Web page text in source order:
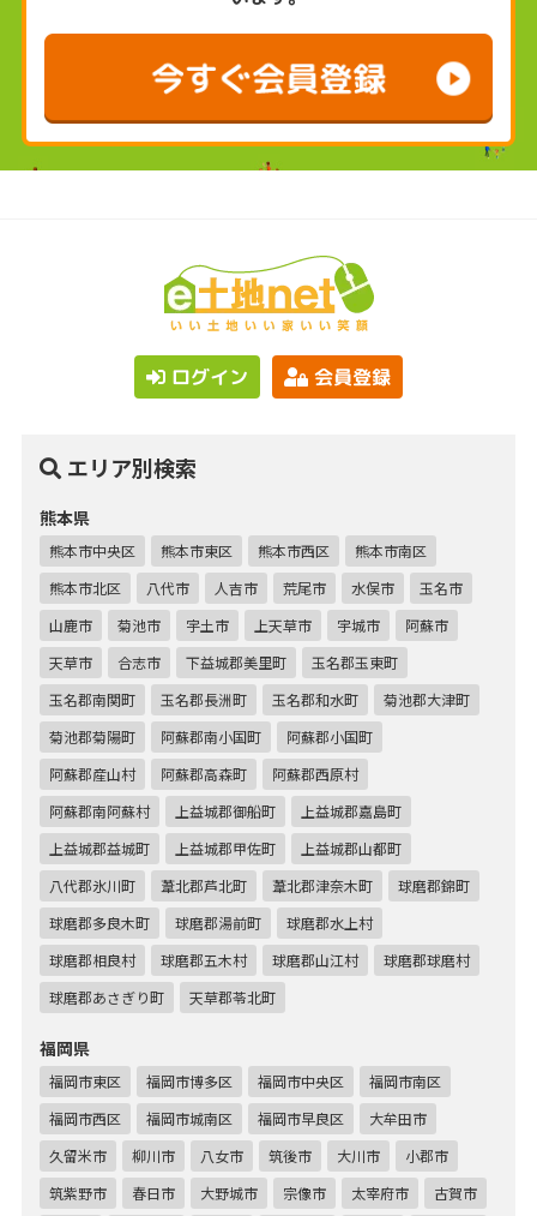
ログイン 会員登録
エリア別検索
熊本県
熊本市中央区 熊本市東区 熊本市西区
熊本市南区
熊本市北区
八代市 人吉市 荒尾市 水俣市
玉名市
山鹿市
菊池市 宇土市 上天草市 宇城市
阿蘇市
天草市
合志市 下益城郡美里町
玉名郡玉東町
玉名郡南関町
玉名郡長洲町 玉名郡和水町
菊池郡大津町
菊池郡菊陽町
阿蘇郡南小国町
阿蘇郡小国町
阿蘇郡産山村
阿蘇郡高森町
阿蘇郡西原村
阿蘇郡南阿蘇村
上益城郡御船町
上益城郡嘉島町
上益城郡益城町
上益城郡甲佐町
上益城郡山都町
八代郡氷川町
葦北郡芦北町 葦北郡津奈木町
球磨郡錦町
球磨郡多良木町
球磨郡湯前町
球磨郡水上村
球磨郡相良村
球磨郡五木村 球磨郡山江村
球磨郡球磨村
球磨郡あさぎり町
天草郡苓北町
福岡県
福岡市東区 福岡市博多区 福岡市中央区
福岡市南区
福岡市西区
福岡市城南区 福岡市早良区
大牟田市
久留米市
柳川市 八女市 筑後市 大川市
小郡市
筑紫野市
春日市 大野城市 宗像市 太宰府市
古賀市